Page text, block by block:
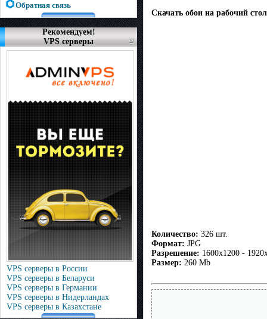
Обратная связь
Рекомендуем!
VPS серверы
VPS серверы в России
VPS серверы в Беларуси
VPS серверы в Германии
VPS серверы в Нидерландах
VPS серверы в Казахстане
Скачать обои на рабочий стол
Количество: 326 шт.
Формат: JPG
Разрешение: 1600x1200 -
Размер: 260 Mb